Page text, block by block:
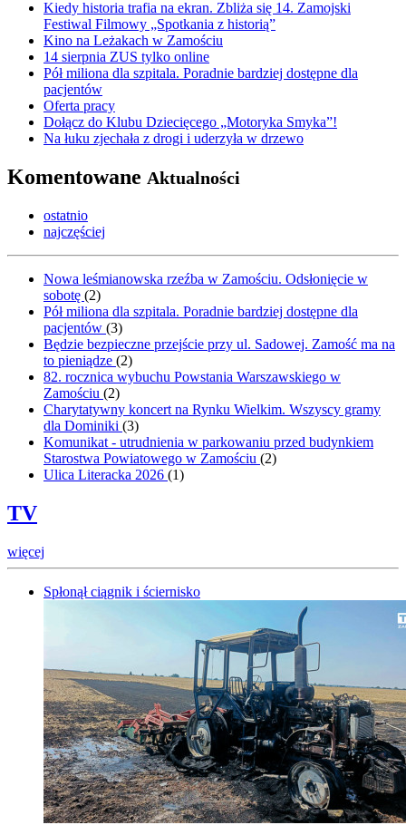
Kiedy historia trafia na ekran. Zbliża się 14. Zamojski
Festiwal Filmowy „Spotkania z historią”
Kino na Leżakach w Zamościu
14 sierpnia ZUS tylko online
Pół miliona dla szpitala. Poradnie bardziej dostępne dla
pacjentów
Oferta pracy
Dołącz do Klubu Dziecięcego „Motoryka Smyka”!
Na łuku zjechała z drogi i uderzyła w drzewo
Komentowane Aktualności
ostatnio
najczęściej
Nowa leśmianowska rzeźba w Zamościu. Odsłonięcie w
sobotę (2)
Pół miliona dla szpitala. Poradnie bardziej dostępne dla
pacjentów (3)
Będzie bezpieczne przejście przy ul. Sadowej. Zamość ma na
to pieniądze (2)
82. rocznica wybuchu Powstania Warszawskiego w
Zamościu (2)
Charytatywny koncert na Rynku Wielkim. Wszyscy gramy
dla Dominiki (3)
Komunikat - utrudnienia w parkowaniu przed budynkiem
Starostwa Powiatowego w Zamościu (2)
Ulica Literacka 2026 (1)
TV
więcej
Spłonął ciągnik i ściernisko